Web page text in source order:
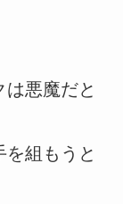
悪魔だと
組もうと